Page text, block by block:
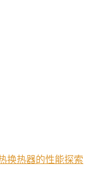
换热器的性能探索